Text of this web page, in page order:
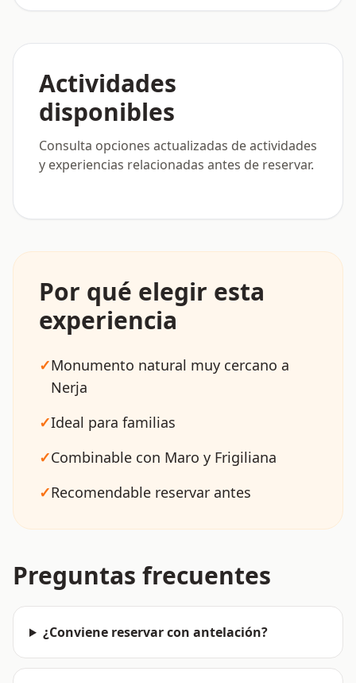
Actividades
disponibles
Consulta opciones actualizadas de actividades
y experiencias relacionadas antes de reservar.
Por qué elegir esta
experiencia
✓Monumento natural muy cercano a
Nerja
✓Ideal para familias
✓Combinable con Maro y Frigiliana
✓Recomendable reservar antes
Preguntas frecuentes
¿Conviene reservar con antelación?